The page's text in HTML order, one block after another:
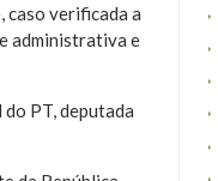
caso verificada a
administrativa e
PT, deputada